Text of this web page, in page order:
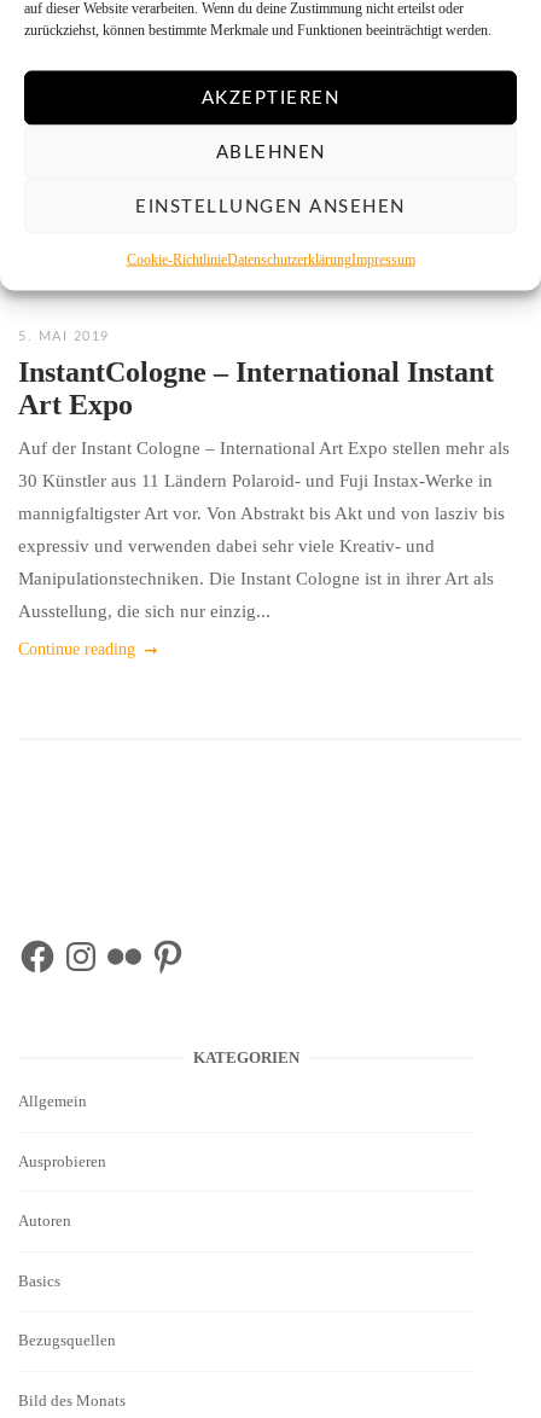
auf dieser Website verarbeiten. Wenn du deine Zustimmung nicht erteilst oder
zurückziehst, können bestimmte Merkmale und Funktionen beeinträchtigt werden.
AKZEPTIEREN
ABLEHNEN
EINSTELLUNGEN ANSEHEN
Cookie-RichtlinieDatenschutzerklärungImpressum
5. MAI 2019
InstantCologne – International Instant
Art Expo
Auf der Instant Cologne – International Art Expo stellen mehr als
30 Künstler aus 11 Ländern Polaroid- und Fuji Instax-Werke in
mannigfaltigster Art vor. Von Abstrakt bis Akt und von lasziv bis
expressiv und verwenden dabei sehr viele Kreativ- und
Manipulationstechniken. Die Instant Cologne ist in ihrer Art als
Ausstellung, die sich nur einzig...
Continue reading
FacebookInstagram
Flickr Pinterest
KATEGORIEN
Allgemein
Ausprobieren
Autoren
Basics
Bezugsquellen
Bild des Monats